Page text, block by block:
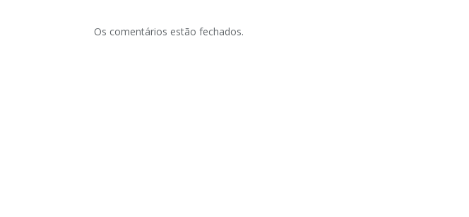
Os comentários estão fechados.